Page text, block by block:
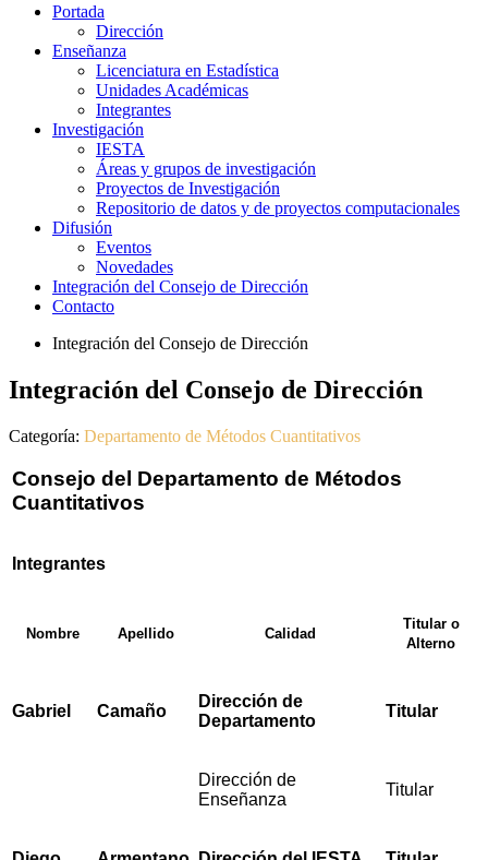
Portada
Dirección
Enseñanza
Licenciatura en Estadística
Unidades Académicas
Integrantes
Investigación
IESTA
Áreas y grupos de investigación
Proyectos de Investigación
Repositorio de datos y de proyectos computacionales
Difusión
Eventos
Novedades
Integración del Consejo de Dirección
Contacto
Integración del Consejo de Dirección
Integración del Consejo de Dirección
Categoría: Departamento de Métodos Cuantitativos
Consejo del Departamento de Métodos
Cuantitativos
Integrantes
Nombre Apellido Calidad
Titular o
Alterno
Gabriel Camaño
Dirección de
Departamento
Titular
Dirección de
Enseñanza
Titular